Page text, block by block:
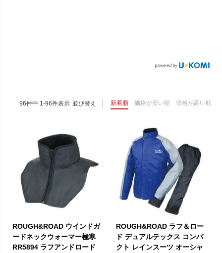
並び替え 新着順 価格が安い順 価格が高い順
96件中 1-96件表示
ROUGH&ROAD ウインドガ
ードネックウォーマー極寒
RR5894 ラフアンドロード
ROUGH&ROAD ラフ＆ロー
ド デュアルテックス コンパ
クト レインスーツ オーシャ